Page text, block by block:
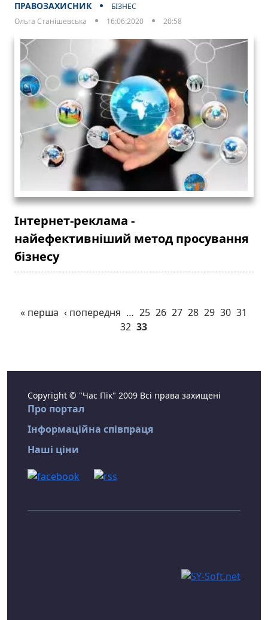
ПРАВОЗАХИСНИК
БІЗНЕС
Ольга Станішевська
16:06:2020 20:58
Інтернет-реклама -
найефективніший метод просування
бізнесу
« перша ‹ попередня … 25 26 27 28 29 30 31
32 33
Copyright © "Час Пік" 2009 Всі права захищені
Про портал
Інформаційна співпраця
Наші ціни